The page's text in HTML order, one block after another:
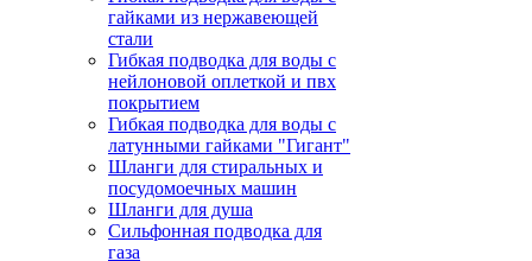
гайками из нержавеющей
стали
Гибкая подводка для воды с
нейлоновой оплеткой и пвх
покрытием
Гибкая подводка для воды с
латунными гайками "Гигант"
Шланги для стиральных и
посудомоечных машин
Шланги для душа
Сильфонная подводка для
газа